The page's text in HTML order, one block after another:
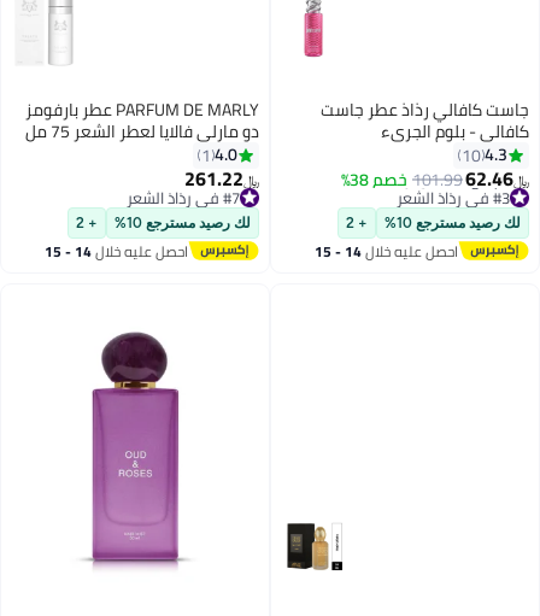
جاست كافالي رذاذ عطر جاست
كافالي - بلوم الجريء
4.3
10
﷼‏62.46
101.99خصم 38%
#3 في رذاذ الشعر
باقي 1 وحدات في المخزون
تم بيع +20 مؤخرًا
#3 في رذاذ الشعر
لك رصيد مسترجع 10% + 2
احصل عليه خلال 14 - 15
PARFUM DE MARLY عطر بارفومز
دو مارلي فالايا لعطر الشعر 75 مل
4.0
1
﷼‏261.22
#7 في رذاذ الشعر
#7 في رذاذ الشعر
لك رصيد مسترجع 10% + 2
احصل عليه خلال 14 - 15